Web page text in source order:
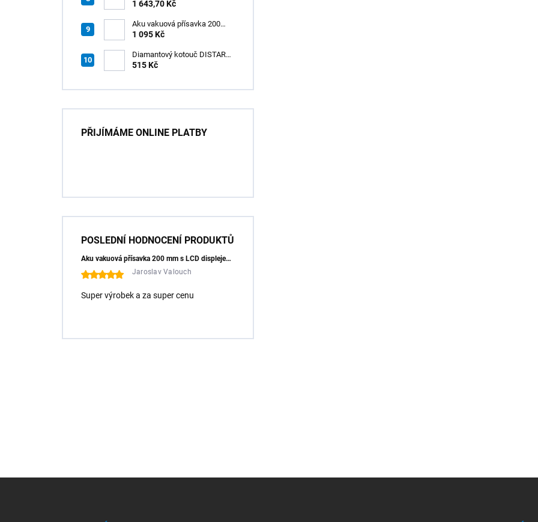
HT7G551
1 643,70 Kč
Aku vakuová přísavka 200
mm s LCD displejem (150 kg)
1 095 Kč
Diamantový kotouč DISTAR
GREEN CUT
515 Kč
PŘIJÍMÁME ONLINE PLATBY
POSLEDNÍ HODNOCENÍ PRODUKTŮ
Aku vakuová přísavka 200 mm s LCD displejem (150 kg) - HÖGERT HT3B355
Jaroslav Valouch
Super výrobek a za super cenu